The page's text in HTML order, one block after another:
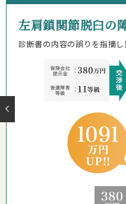
左肩鎖関節脱臼の
診断書の内容の誤りを指摘